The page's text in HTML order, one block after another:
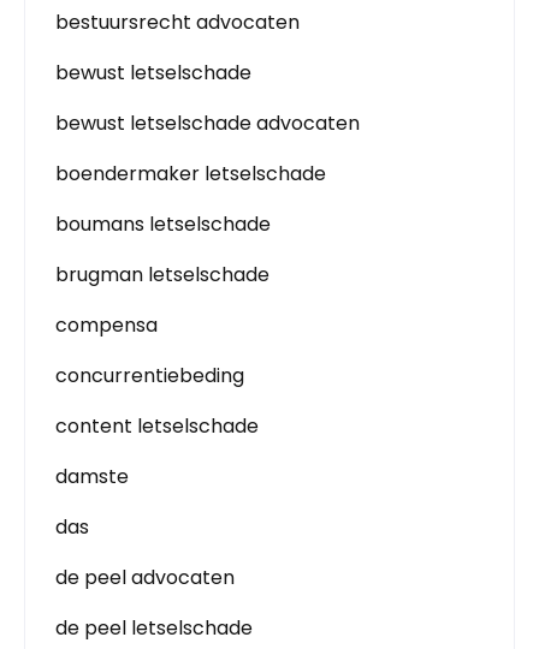
bestuursrecht advocaten
bewust letselschade
bewust letselschade advocaten
boendermaker letselschade
boumans letselschade
brugman letselschade
compensa
concurrentiebeding
content letselschade
damste
das
de peel advocaten
de peel letselschade